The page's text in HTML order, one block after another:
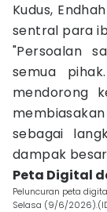
Kudus,
sentral para
"Persoalan
semua
mendorong
sebagai
dampak
Peta Digital
Peluncuran peta
Selasa (9/6/